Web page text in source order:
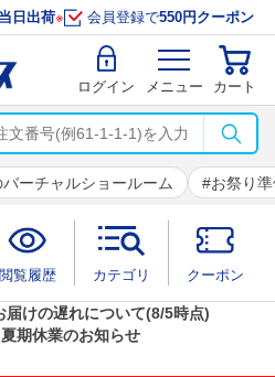
日出荷※ 会員登録で550円クーポン
ログイン メニュー カート
ーチャルショールーム お祭り
閲覧履歴 カテゴリ クーポン
届けの遅れについて(8/5時点)
期休業のお知らせ